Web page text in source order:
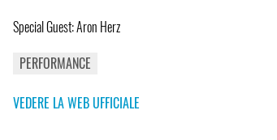
Special Guest: Aron Herz
PERFORMANCE
VEDERE LA WEB UFFICIALE